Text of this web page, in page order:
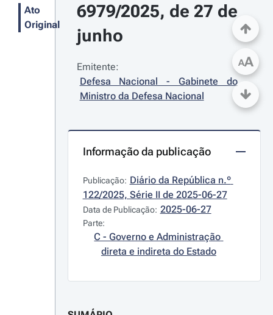
Ato
Original
6979/2025, de 27 de
junho
Emitente:
Defesa Nacional - Gabinete do
Ministro da Defesa Nacional
Informação da publicação
Publicação: Diário da República n.º
122/2025, Série II de 2025-06-27
Data de Publicação: 2025-06-27
Parte:
C - Governo e Administração
direta e indireta do Estado
AA